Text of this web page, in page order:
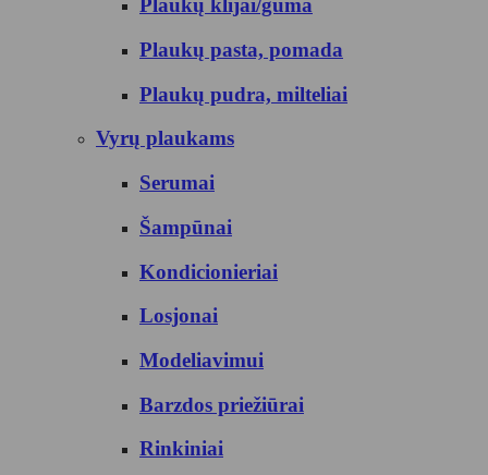
Plaukų klijai/guma
Plaukų pasta, pomada
Plaukų pudra, milteliai
Vyrų plaukams
Serumai
Šampūnai
Kondicionieriai
Losjonai
Modeliavimui
Barzdos priežiūrai
Rinkiniai